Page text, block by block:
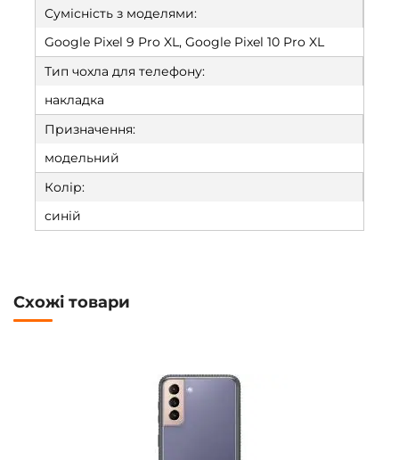
Сумісність з моделями:
Google Pixel 9 Pro XL, Google Pixel 10 Pro XL
Тип чохла для телефону:
накладка
Призначення:
модельний
Колір:
синій
Схожі товари